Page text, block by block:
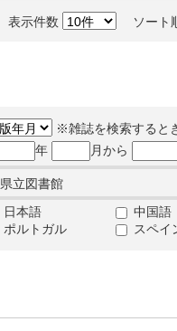
表示件数 ソート
※雑誌を検索すると
年
月から
県立図書館
日本語 中国語
ポルトガル
スペイ